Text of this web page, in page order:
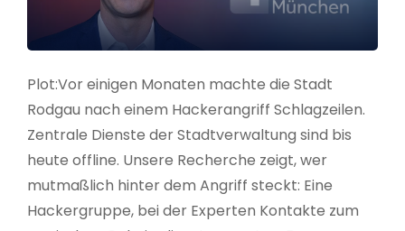
Plot:Vor einigen Monaten machte die Stadt
Rodgau nach einem Hackerangriff Schlagzeilen.
Zentrale Dienste der Stadtverwaltung sind bis
heute offline. Unsere Recherche zeigt, wer
mutmaßlich hinter dem Angriff steckt: Eine
Hackergruppe, bei der Experten Kontakte zum